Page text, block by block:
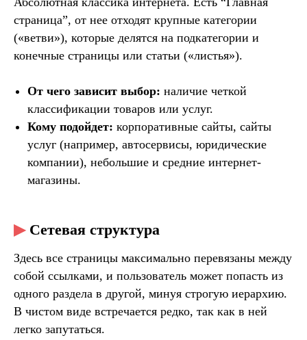
страница”, от нее отходят крупные категории
(«ветви»), которые делятся на подкатегории и
конечные страницы или статьи («листья»).
От чего зависит выбор: наличие четкой
классификации товаров или услуг.
Кому подойдет: корпоративные сайты, сайты
услуг (например, автосервисы, юридические
компании), небольшие и средние интернет-
магазины.
▶Сетевая структура
Здесь все страницы максимально перевязаны между
собой ссылками, и пользователь может попасть из
одного раздела в другой, минуя строгую иерархию.
В чистом виде встречается редко, так как в ней
легко запутаться.